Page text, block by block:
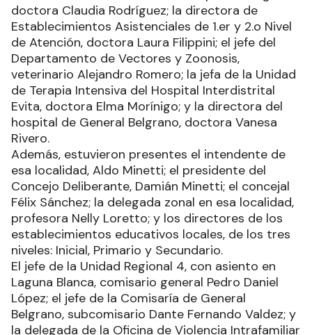
doctora Claudia Rodríguez; la directora de
Establecimientos Asistenciales de 1.er y 2.o Nivel
de Atención, doctora Laura Filippini; el jefe del
Departamento de Vectores y Zoonosis,
veterinario Alejandro Romero; la jefa de la Unidad
de Terapia Intensiva del Hospital Interdistrital
Evita, doctora Elma Morínigo; y la directora del
hospital de General Belgrano, doctora Vanesa
Rivero.
Además, estuvieron presentes el intendente de
esa localidad, Aldo Minetti; el presidente del
Concejo Deliberante, Damián Minetti; el concejal
Félix Sánchez; la delegada zonal en esa localidad,
profesora Nelly Loretto; y los directores de los
establecimientos educativos locales, de los tres
niveles: Inicial, Primario y Secundario.
El jefe de la Unidad Regional 4, con asiento en
Laguna Blanca, comisario general Pedro Daniel
López; el jefe de la Comisaría de General
Belgrano, subcomisario Dante Fernando Valdez; y
la delegada de la Oficina de Violencia Intrafamiliar